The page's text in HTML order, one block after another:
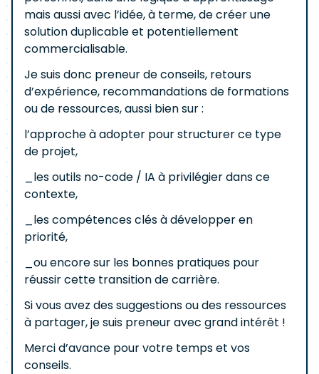
mais aussi avec l’idée, à terme, de créer une
solution duplicable et potentiellement
commercialisable.
Je suis donc preneur de conseils, retours
d’expérience, recommandations de formations
ou de ressources, aussi bien sur :
l’approche à adopter pour structurer ce type
de projet,
_les outils no-code / IA à privilégier dans ce
contexte,
_les compétences clés à développer en
priorité,
_ou encore sur les bonnes pratiques pour
réussir cette transition de carrière.
Si vous avez des suggestions ou des ressources
à partager, je suis preneur avec grand intérêt !
Merci d’avance pour votre temps et vos
conseils.